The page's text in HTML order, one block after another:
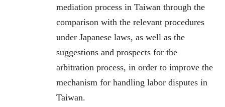
mediation process in Taiwan through the
comparison with the relevant procedures
under Japanese laws, as well as the
suggestions and prospects for the
arbitration process, in order to improve the
mechanism for handling labor disputes in
Taiwan.